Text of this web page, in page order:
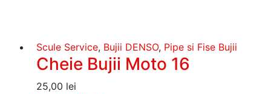
Scule Service, Bujii DENSO, Pipe si Fise Bujii
Cheie Bujii Moto 16
25,00 lei